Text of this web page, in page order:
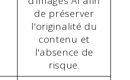
de préserver
l'originalité du
contenu et
l'absence de
risque.